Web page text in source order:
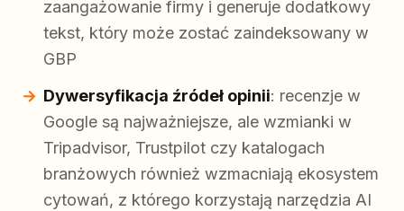
zaangażowanie firmy i generuje dodatkowy
tekst, który może zostać zaindeksowany w
GBP
Dywersyfikacja źródeł opinii: recenzje w
Google są najważniejsze, ale wzmianki w
Tripadvisor, Trustpilot czy katalogach
branżowych również wzmacniają ekosystem
cytowań, z którego korzystają narzędzia AI